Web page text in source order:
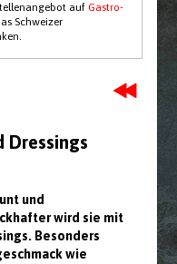
aufGastro-
Schweizer
Dressings
und
wird sie mit
Besonders
wie